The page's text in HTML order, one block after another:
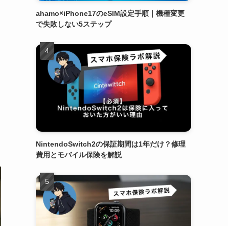
ahamo×iPhone17のeSIM設定手順｜機種変更
で失敗しない5ステップ
NintendoSwitch2の保証期間は1年だけ？修理
費用とモバイル保険を解説